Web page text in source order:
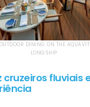
DINING ON THE
LONGSHIP
cruzeiros fluviais